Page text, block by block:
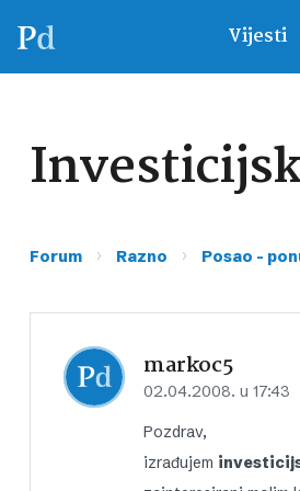
Vijesti
Forum › Razno › Posao –
markoc5
02.04.2008. u 17:43
Pozdrav,
izrađujem